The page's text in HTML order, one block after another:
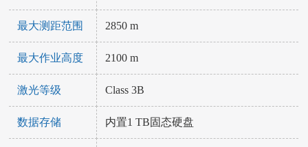
最大测距范围 2850 m
最大作业高度 2100 m
激光等级 Class 3B
数据存储 内置1 TB固态硬盘